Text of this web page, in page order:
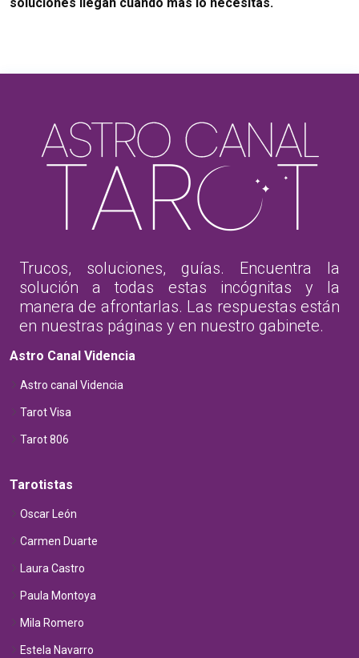
Trucos, soluciones, guías. Encuentra la
solución a todas estas incógnitas y la
manera de afrontarlas. Las respuestas están
en nuestras páginas y en nuestro gabinete.
Astro Canal Videncia
Astro canal Videncia
Tarot Visa
Tarot 806
Tarotistas
Oscar León
Carmen Duarte
Laura Castro
Paula Montoya
Mila Romero
Estela Navarro